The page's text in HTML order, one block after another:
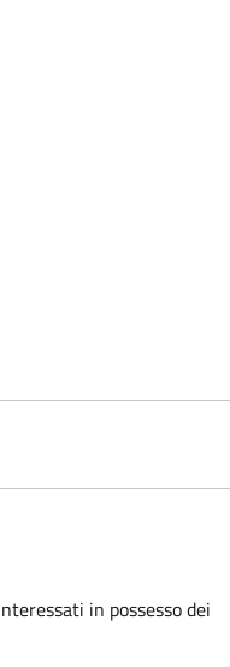
in possesso dei